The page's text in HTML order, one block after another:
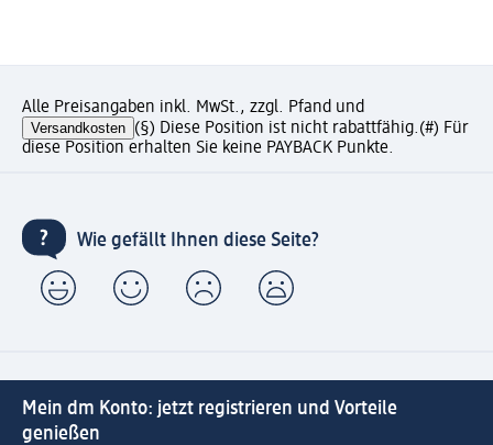
Alle Preisangaben inkl. MwSt., zzgl. Pfand und
Versandkosten (§) Diese Position ist nicht rabattfähig.(#) Für
diese Position erhalten Sie keine PAYBACK Punkte.
Wie gefällt Ihnen diese Seite?
Mein dm Konto: jetzt registrieren und Vorteile
genießen